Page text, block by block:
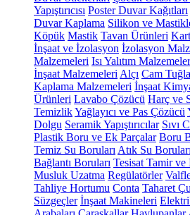
Yapıştırıcısı Poster Duvar Kağıtları
Duvar Kaplama Silikon ve
Köpük Mastik Tavan Ürünleri
İnşaat ve İzolasyon İzolasyon
Malzemeleri Isı Yalıtım
İnşaat Malzemeleri Alçı Cam Tuğla
Kaplama Malzemeleri İnşaat
Ürünleri Lavabo Çözücü Harç ve
TemizlikYağlayıcı ve Pas Çözücü
Dolgu Seramik Yapıştırıcılar Sıvı
Plastik Boru ve Ek Parçalar Boru
Temiz Su Boruları Atık Su Boruları
Bağlantı Boruları Tesisat Tamir ve
Musluk Uzatma Regülatörler
Tahliye Hortumu Conta Taharet
Süzgeçler İnşaat Makineleri